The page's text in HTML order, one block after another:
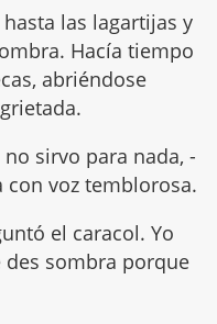
las lagartijas y
Hacía tiempo
abriéndose
sirvo para nada, -
voz temblorosa.
el caracol. Yo
des sombra porque